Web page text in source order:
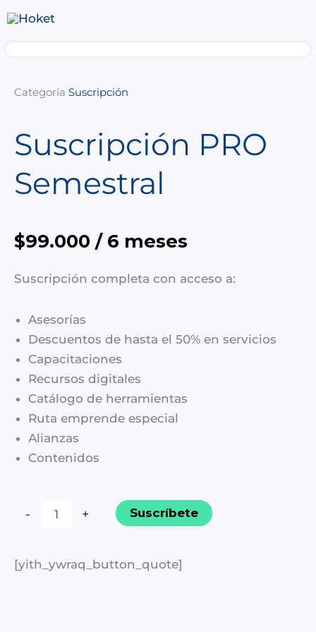
Ir
Categoría Suscripción
Suscripción PRO
Semestral
$99.000 / 6 meses
Suscripción completa con acceso a:
Asesorías
Descuentos de hasta el 50% en servicios
Capacitaciones
Recursos digitales
Catálogo de herramientas
Ruta emprende especial
Alianzas
Contenidos
-
Suscripción
cantidad
+ Suscríbete
[yith_ywraq_button_quote]